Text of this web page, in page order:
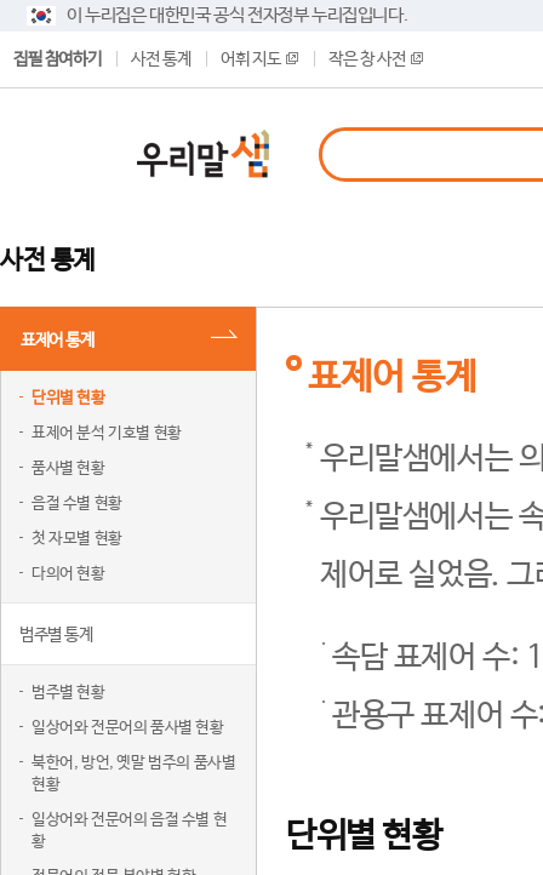
이 누리집은 대한민국 공식 전자정부 누리집입니다.
집필 참여하기 사전 통계 어휘 지도 작은 창 사전
사전 통계
표제어 통계
단위별 현황
표제어 분석 기호별 현황
품사별 현황
음절 수별 현황
첫 자모별 현황
다의어 현황
범주별 통계
범주별 현황
일상어와 전문어의 품사별 현황
북한어, 방언, 옛말 범주의 품사별
현황
일상어와 전문어의 음절 수별 현
황
표제어 통계
우리말샘에서는
우리말샘에서는
제어로 실었음.
속담 표제어 수:
관용구 표제어
단위별 현황